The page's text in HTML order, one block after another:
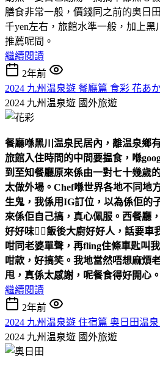
膳食非常一般，價錢同之前的奥日
千yen左右，旅館水準一般，加上
推薦呢間。
繼續閱讀
2年前
2024 九州温泉遊 餐廳篇 食彩 花あ
2024 九州温泉遊 國外旅遊
餐廳喺黑川温泉民居內，離温泉鄉
旅館入住時間的中間要揾食，喺
到至知餐廳原來係由一對七十幾歲
太做外場。 Chef喺世界各地不同地
生鬼，我係用IG訂位，以為係佢的
來係佢自己搞，真心佩服。西餐廳
好好味👍🏻飯後大廚好好人，話要車
咁同老婆單聲，再fling住條車匙叫
咁款，好搞笑。我地當然唔想麻煩
甩，真係太感謝，呢餐食得好開心。
繼續閱讀
2年前
2024 九州温泉遊 住宿篇 奥日田温
2024 九州温泉遊 國外旅遊